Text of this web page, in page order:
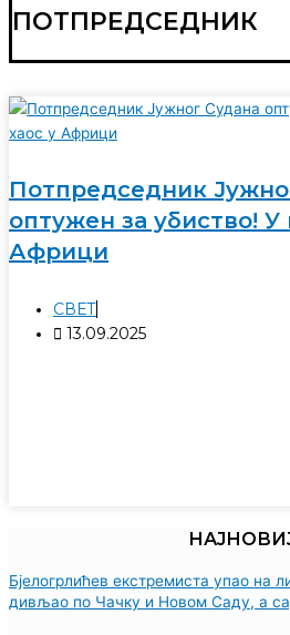
ПОТПРЕДСЕДНИК
Потпредседник
оптужен за убиство! У
Африци
СВЕТ
13.09.2025
Бјелогрлићев екстремиста упао на
дивљао по Чачку и Новом Саду, а